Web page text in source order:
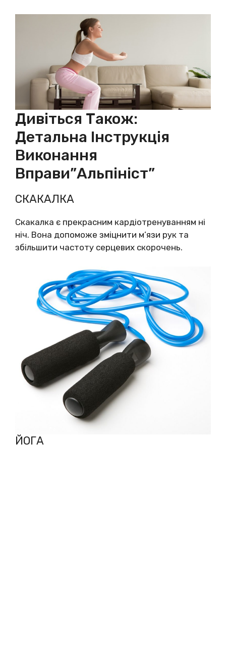
Дивіться Також:
Детальна Інструкція
Виконання
Вправи”Альпініст”
СКАКАЛКА
Скакалка є прекрасним кардіотренуванням ні
ніч. Вона допоможе зміцнити м’язи рук та
збільшити частоту серцевих скорочень.
ЙОГА